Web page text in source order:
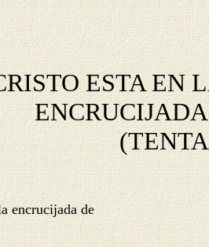
ESTA EN
encrucijada de